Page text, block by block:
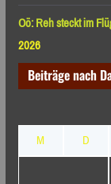
Oö: Reh steckt im
2026
Beiträge nach
M
D